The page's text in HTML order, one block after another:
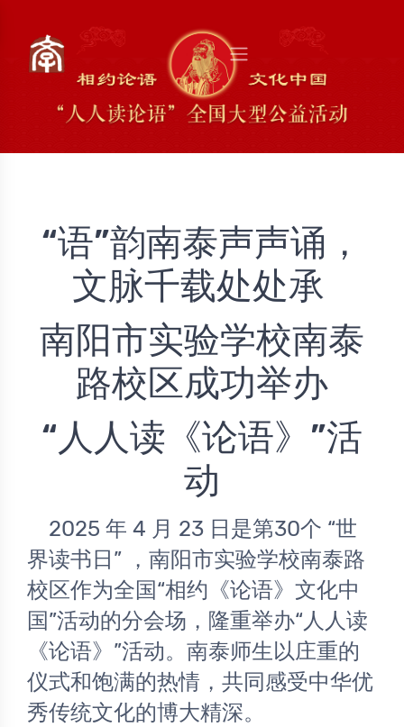
“语”韵南泰声声诵，
文脉千载处处承
南阳市实验学校南泰
路校区成功举办
“人人读《论语》”活
动
界读书日” ，南阳市实验学校南泰路
校区作为全国“相约《论语》文化中
国”活动的分会场，隆重举办“人人读
《论语》”活动。南泰师生以庄重的
仪式和饱满的热情，共同感受中华优
秀传统文化的博大精深。